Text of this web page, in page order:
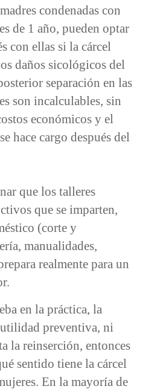
condenadas con
de 1 año, pueden optar
con ellas si la cárcel
daños sicológicos del
separación en las
son incalculables, sin
económicos y el
hace cargo después del
que los talleres
que se imparten,
(corte y
manualidades,
realmente para un
en la práctica, la
preventiva, ni
la reinserción, entonces
sentido tiene la cárcel
En la mayoría de